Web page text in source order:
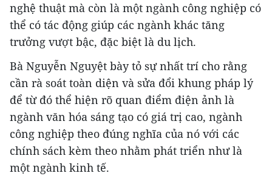
nghệ thuật mà còn là một ngành công nghiệp có
thể có tác động giúp các ngành khác tăng
trưởng vượt bậc, đặc biệt là du lịch.
Bà Nguyễn Nguyệt bày tỏ sự nhất trí cho rằng
cần rà soát toàn diện và sửa đổi khung pháp lý
để từ đó thể hiện rõ quan điểm điện ảnh là
ngành văn hóa sáng tạo có giá trị cao, ngành
công nghiệp theo đúng nghĩa của nó với các
chính sách kèm theo nhằm phát triển như là
một ngành kinh tế.